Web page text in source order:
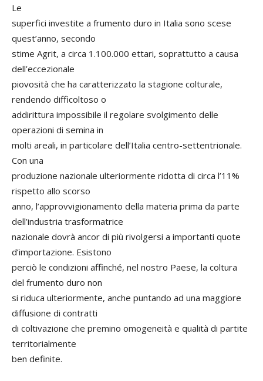
Le
superfici investite a frumento duro in Italia sono scese
quest’anno, secondo
stime Agrit, a circa 1.100.000 ettari, soprattutto a causa
dell’eccezionale
piovosità che ha caratterizzato la stagione colturale,
rendendo difficoltoso o
addirittura impossibile il regolare svolgimento delle
operazioni di semina in
molti areali, in particolare dell’Italia centro-settentrionale.
Con una
produzione nazionale ulteriormente ridotta di circa l’11%
rispetto allo scorso
anno, l’approvvigionamento della materia prima da parte
dell’industria trasformatrice
nazionale dovrà ancor di più rivolgersi a importanti quote
d’importazione. Esistono
perciò le condizioni affinché, nel nostro Paese, la coltura
del frumento duro non
si riduca ulteriormente, anche puntando ad una maggiore
diffusione di contratti
di coltivazione che premino omogeneità e qualità di partite
territorialmente
ben definite.